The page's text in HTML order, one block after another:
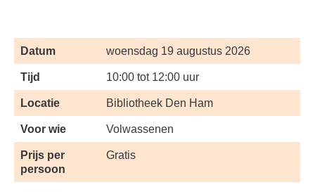
Datum woensdag 19 augustus 2026
Tijd 10:00 tot 12:00 uur
Locatie Bibliotheek Den Ham
Voor wie Volwassenen
Prijs per
persoon
Gratis